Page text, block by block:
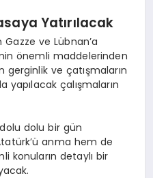
Yatırılacak
Gazze ve Lübnan’a
önemli maddelerinden
gerginlik ve çatışmaların
yapılacak çalışmaların
dolu dolu bir gün
anma hem de
konuların detaylı bir